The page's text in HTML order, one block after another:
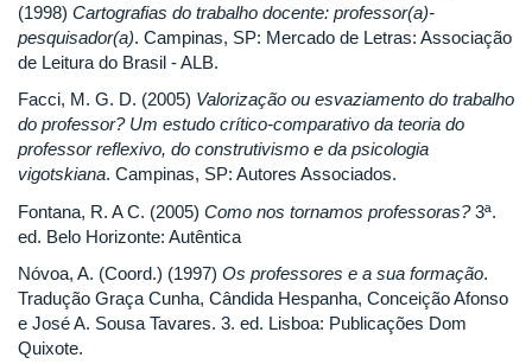
(1998) Cartografias do trabalho docente: professor(a)-
pesquisador(a). Campinas, SP: Mercado de Letras: Associação
de Leitura do Brasil - ALB.
Facci, M. G. D. (2005) Valorização ou esvaziamento do trabalho
do professor? Um estudo crítico-comparativo da teoria do
professor reflexivo, do construtivismo e da psicologia
vigotskiana. Campinas, SP: Autores Associados.
Fontana, R. A C. (2005) Como nos tornamos professoras?3ª.
ed. Belo Horizonte: Autêntica
Nóvoa, A. (Coord.) (1997) Os professores e a sua formação.
Tradução Graça Cunha, Cândida Hespanha, Conceição Afonso
e José A. Sousa Tavares. 3. ed. Lisboa: Publicações Dom
Quixote.